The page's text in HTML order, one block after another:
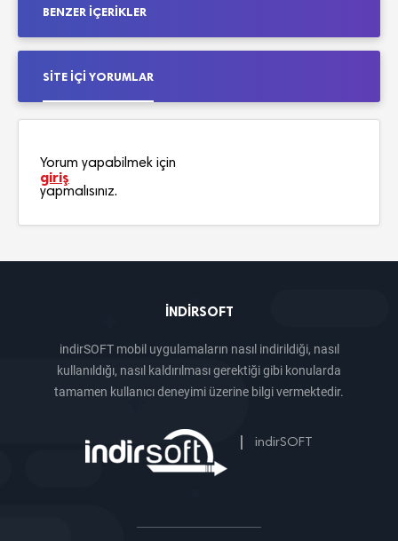
BENZER İÇERIKLER
SITE İÇI YORUMLAR
Yorum yapabilmek için
giriş
yapmalısınız.
INDIRSOFT
indirSOFT mobil uygulamaların nasıl indirildiği, nasıl
kullanıldığı, nasıl kaldırılması gerektiği gibi konularda
tamamen kullanıcı deneyimi üzerine bilgi vermektedir.
indirSOFT